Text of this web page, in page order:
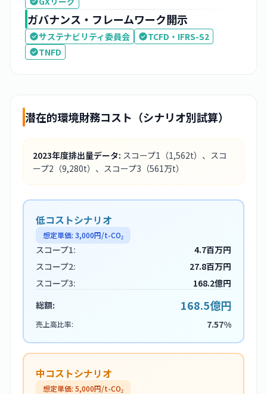
ガバナンス・フレームワーク開示
サステナビリティ委員会
TCFD・IFRS-S2
TNFD
潜在的環境財務コスト（シナリオ別試算）
2023年度排出量データ: スコープ1 （1,562t） 、スコ
ープ2 （9,280t） 、スコープ3 （561万t）
低コストシナリオ
想定単価: 3,000円/t-CO₂
スコープ1:
4.7百万円
スコープ2:
27.8百万円
スコープ3:
168.2億円
総額:
168.5億円
売上高比率: 7.57%
中コストシナリオ
想定単価: 5,000円/t-CO₂